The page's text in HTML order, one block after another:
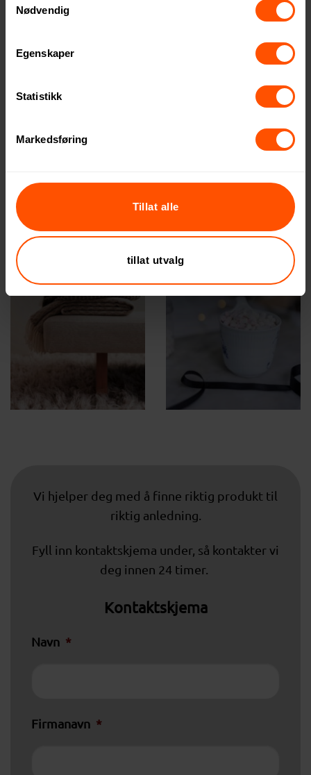
Nødvendig
Egenskaper
Statistikk
Markedsføring
Tillat alle
tillat utvalg
Vi hjelper deg med å finne riktig produkt til
riktig anledning.
Fyll inn kontaktskjema under, så kontakter vi
deg innen 24 timer.
Kontaktskjema
Navn *
Firmanavn *